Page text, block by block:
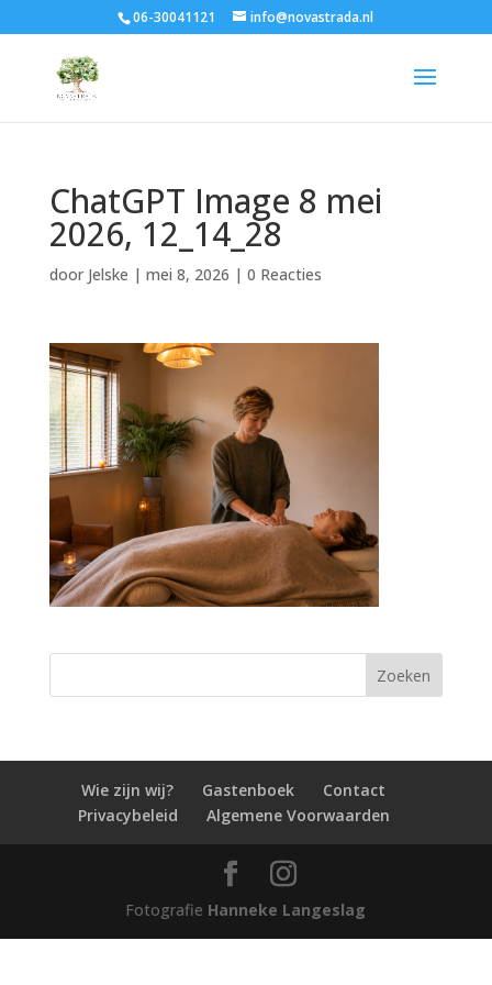
06-30041121 info@novastrada.nl
ChatGPT Image 8 mei
2026, 12_14_28
door Jelske | mei 8, 2026 | 0 Reacties
Wie zijn wij? Gastenboek
Contact
Privacybeleid
Algemene Voorwaarden
Fotografie Hanneke Langeslag